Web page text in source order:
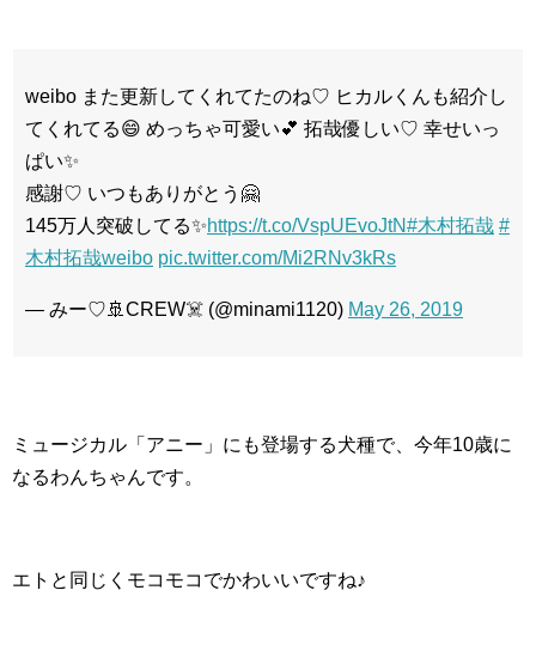
weibo また更新してくれてたのね♡ ヒカルくんも紹介し
てくれてる😄 めっちゃ可愛い💕 拓哉優しい♡ 幸せいっ
ぱい✨
感謝♡ いつもありがとう🤗
145万人突破してる✨https://t.co/VspUEvoJtN#木村拓哉 #
木村拓哉weibo pic.twitter.com/Mi2RNv3kRs
— みー♡🚢CREW☠️ (@minami1120) May 26, 2019
ミュージカル「アニー」にも登場する犬種で、今年10歳に
なるわんちゃんです。
エトと同じくモコモコでかわいいですね♪